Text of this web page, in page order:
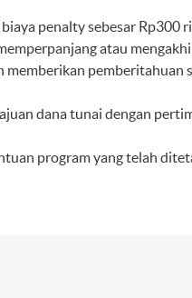
penalty sebesar Rp300
atau
dana tunai dengan
program yang telah